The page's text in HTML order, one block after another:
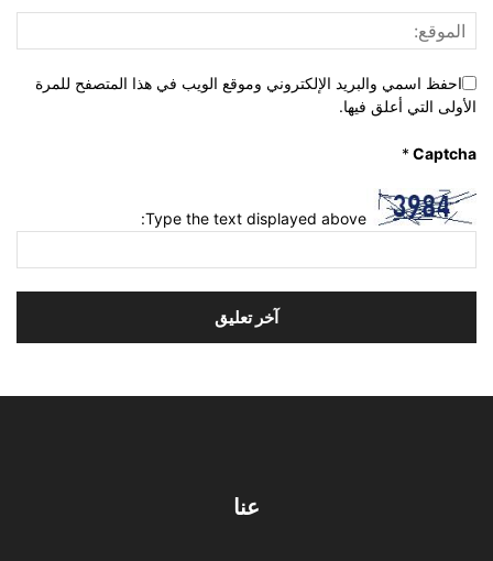
احفظ اسمي والبريد الإلكتروني وموقع الويب في هذا المتصفح للمرة
الأولى التي أعلق فيها.
Captcha
*
Type the text displayed above:
عنا